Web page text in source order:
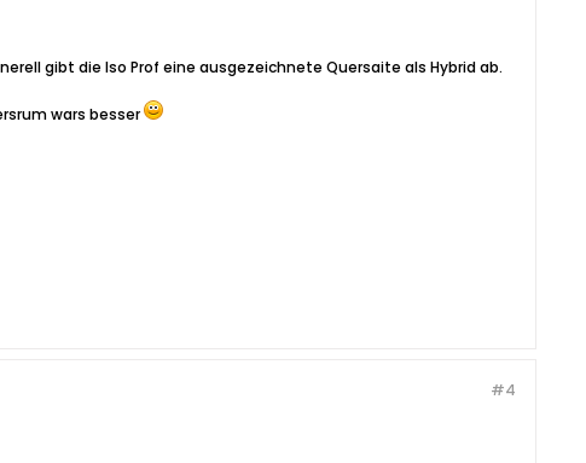
gibt die Iso Prof eine ausgezeichnete Quersaite als Hybrid ab.
wars besser
#4